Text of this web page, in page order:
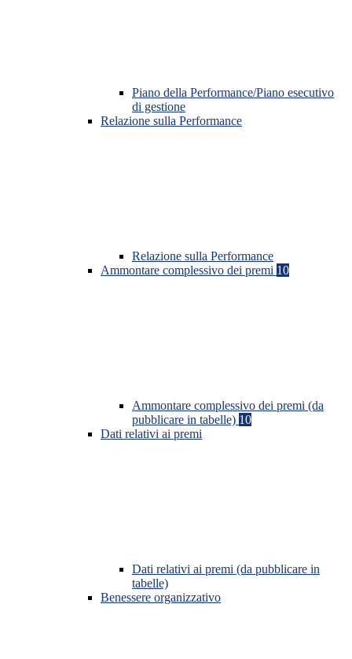
Piano della Performance/Piano esecutivo
di gestione
Relazione sulla Performance
Relazione sulla Performance
Ammontare complessivo dei premi 10
Ammontare complessivo dei premi (da
pubblicare in tabelle) 10
Dati relativi ai premi
Dati relativi ai premi (da pubblicare in
tabelle)
Benessere organizzativo